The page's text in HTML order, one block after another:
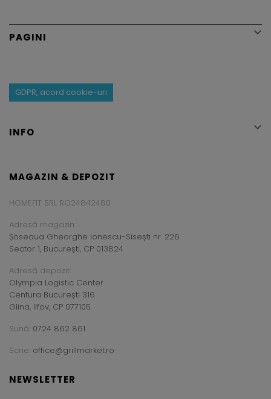
PAGINI 
GDPR, acord cookie-uri
INFO 
MAGAZIN & DEPOZIT
HOMEFIT SRL RO24842480
Adresă magazin:
Șoseaua Gheorghe Ionescu-Sisești nr. 226
Sector 1, București, CP 013824
Adresă depozit:
Olympia Logistic Center
Centura București 316
Glina, Ilfov, CP 077105
Sună: 0724 862 861
Scrie: office@grillmarket.ro
NEWSLETTER